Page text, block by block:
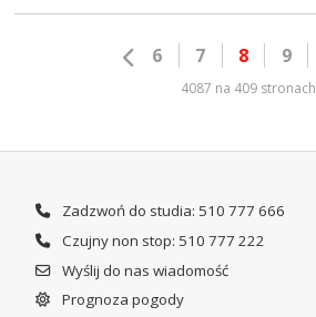
6 7 8 9
4087 na 409 stronach
Zadzwoń do studia: 510 777 666
Czujny non stop: 510 777 222
Wyślij do nas wiadomość
Prognoza pogody